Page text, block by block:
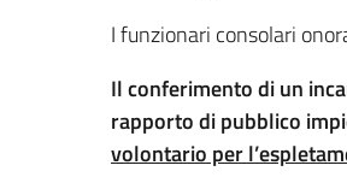
I funzionari consolari
Il conferimento di un
rapporto di pubblico
volontario per